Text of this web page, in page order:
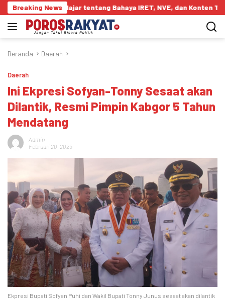
Langsung
ke
konten
Breaking News
Pelajar tentang Bahaya IRET, NVE, dan Konten True Crime
Beranda Daerah
Daerah
Ini Ekpresi Sofyan-Tonny Sesaat akan
Dilantik, Resmi Pimpin Kabgor 5 Tahun
Mendatang
Admin
Februari 20, 2025
Ekpresi Bupati Sofyan Puhi dan Wakil Bupati Tonny Junus sesaat akan dilantik